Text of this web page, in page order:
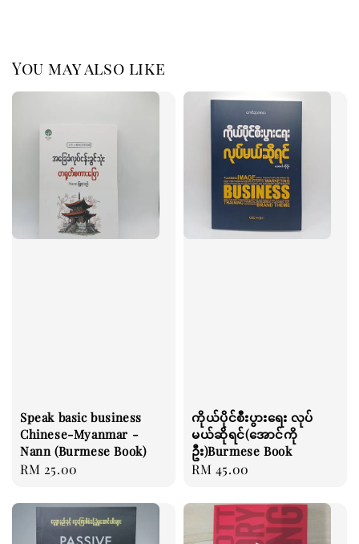
You may also like
Speak basic business
Chinese-Myanmar -
Nann (Burmese Book)
Regular
RM 25.00
ကိုယ်ပိုင်စီးပွားရေး လုပ်
မယ်ဆိုရင်(အောင်ကို
ဦး)Burmese Book
Regular
RM 45.00